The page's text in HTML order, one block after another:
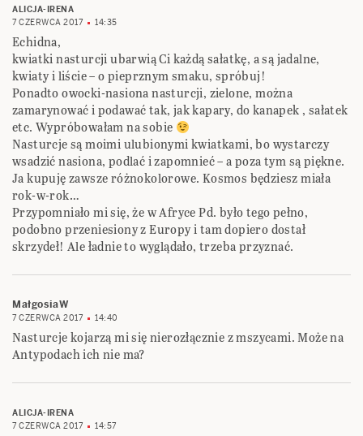
ALICJA-IRENA
7 CZERWCA 2017
14:35
Echidna,
kwiatki nasturcji ubarwią Ci każdą sałatkę, a są jadalne,
kwiaty i liście – o pieprznym smaku, spróbuj!
Ponadto owocki-nasiona nasturcji, zielone, można
zamarynować i podawać tak, jak kapary, do kanapek , sałatek
etc. Wypróbowałam na sobie
Nasturcje są moimi ulubionymi kwiatkami, bo wystarczy
wsadzić nasiona, podlać i zapomnieć – a poza tym są piękne.
Ja kupuję zawsze różnokolorowe. Kosmos będziesz miała
rok-w-rok…
Przypomniało mi się, że w Afryce Pd. było tego pełno,
podobno przeniesiony z Europy i tam dopiero dostał
skrzydeł! Ale ładnie to wyglądało, trzeba przyznać.
MałgosiaW
7 CZERWCA 2017 14:40
Nasturcje kojarzą mi się nierozłącznie z mszycami. Może na
Antypodach ich nie ma?
ALICJA-IRENA
7 CZERWCA 2017
14:57